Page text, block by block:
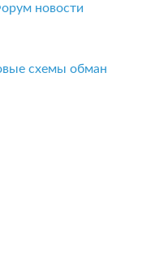
новости
схемы обман